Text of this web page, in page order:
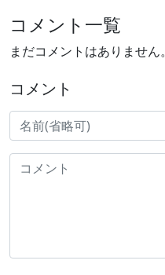
コメント一覧
まだコメントはありません。
コメント